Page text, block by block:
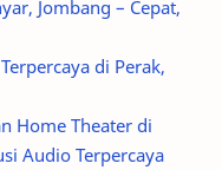
Jombang – Cepat,
di Perak,
Home Theater di
Audio Terpercaya